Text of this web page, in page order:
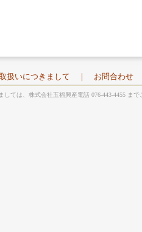
扱いにつきまして ｜ お問合わせ
しては、株式会社五福興産電話 076-443-4455 ま